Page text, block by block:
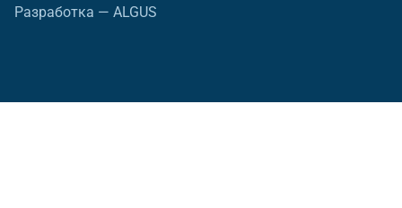
Разработка — ALGUS